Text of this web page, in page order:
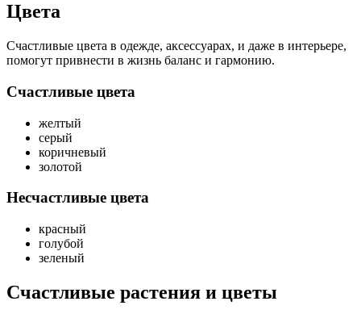
Цвета
Счастливые цвета в одежде, аксессуарах, и даже в интерьере,
помогут привнести в жизнь баланс и гармонию.
Счастливые цвета
желтый
серый
коричневый
золотой
Несчастливые цвета
красный
голубой
зеленый
Счастливые растения и цветы